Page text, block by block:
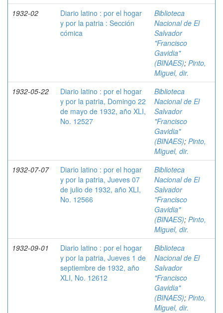
1932-02
Diario latino : por el hogar
y por la patria : Sección
cómica
Biblioteca
Nacional de El
Salvador
"Francisco
Gavidia"
(BINAES); Pinto,
Miguel, dir.
1932-05-22
Diario latino : por el hogar
y por la patria, Domingo 22
de mayo de 1932, año XLI,
No. 12527
Biblioteca
Nacional de El
Salvador
"Francisco
Gavidia"
(BINAES); Pinto,
Miguel, dir.
1932-07-07
Diario latino : por el hogar
y por la patria, Jueves 07
de julio de 1932, año XLI,
No. 12566
Biblioteca
Nacional de El
Salvador
"Francisco
Gavidia"
(BINAES); Pinto,
Miguel, dir.
1932-09-01
Diario latino : por el hogar
y por la patria, Jueves 1 de
septiembre de 1932, año
XLI, No. 12612
Biblioteca
Nacional de El
Salvador
"Francisco
Gavidia"
(BINAES); Pinto,
Miguel, dir.